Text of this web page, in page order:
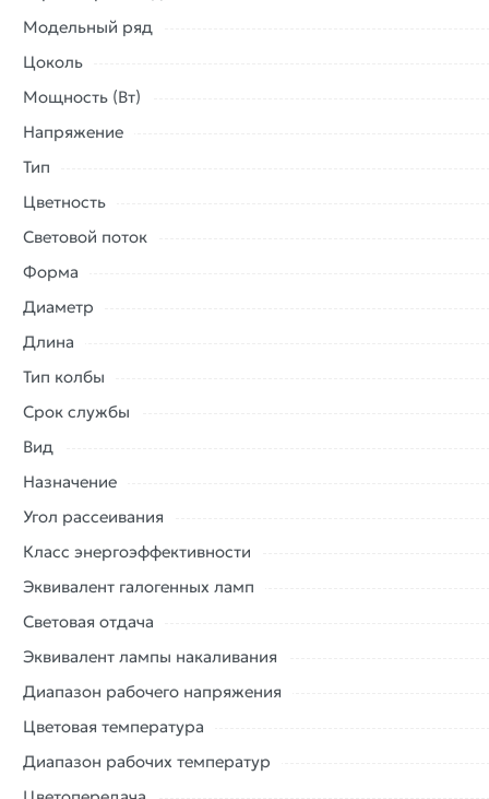
Модельный ряд
Цоколь
Мощность (Вт)
Напряжение
Тип
Цветность
Световой поток
Форма
Диаметр
Длина
Тип колбы
Срок службы
Вид
Назначение
Угол рассеивания
Класс энергоэффективности
Эквивалент галогенных ламп
Световая отдача
Эквивалент лампы накаливания
Диапазон рабочего напряжения
Цветовая температура
Диапазон рабочих температур